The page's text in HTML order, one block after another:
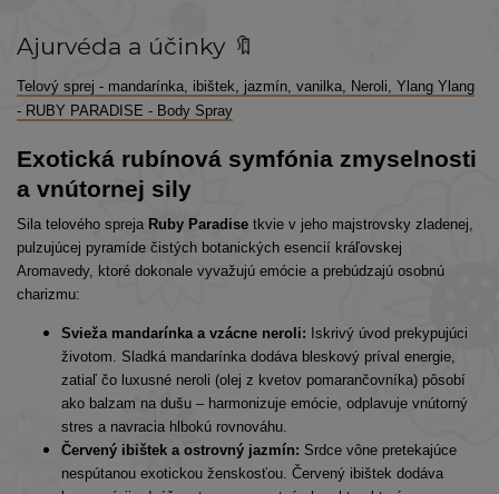
Ajurvéda a účinky 🔖
Telový sprej - mandarínka, ibištek, jazmín, vanilka, Neroli, Ylang Ylang
- RUBY PARADISE - Body Spray
Exotická rubínová symfónia zmyselnosti
a vnútornej sily
Sila telového spreja Ruby Paradise tkvie v jeho majstrovsky zladenej,
pulzujúcej pyramíde čistých botanických esencií kráľovskej
Aromavedy, ktoré dokonale vyvažujú emócie a prebúdzajú osobnú
charizmu:
Svieža mandarínka a vzácne neroli: Iskrivý úvod prekypujúci
životom. Sladká mandarínka dodáva bleskový príval energie,
zatiaľ čo luxusné neroli (olej z kvetov pomarančovníka) pôsobí
ako balzam na dušu – harmonizuje emócie, odplavuje vnútorný
stres a navracia hlbokú rovnováhu.
Červený ibištek a ostrovný jazmín: Srdce vône pretekajúce
nespútanou exotickou ženskosťou. Červený ibištek dodáva